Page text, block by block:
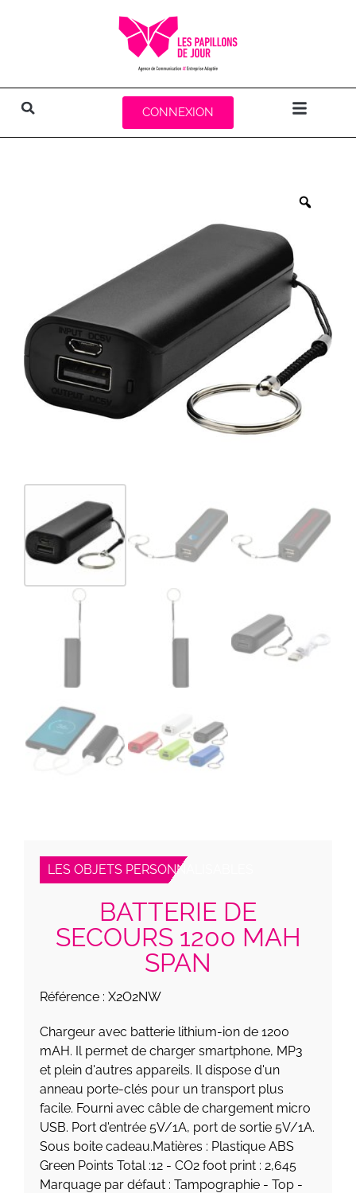
CONNEXION
LES OBJETS PERSONNALISABLES
BATTERIE DE
SECOURS 1200 MAH
SPAN
Référence : X2O2NW
Chargeur avec batterie lithium-ion de 1200
mAH. Il permet de charger smartphone, MP3
et plein d'autres appareils. Il dispose d'un
anneau porte-clés pour un transport plus
facile. Fourni avec câble de chargement micro
USB. Port d'entrée 5V/1A, port de sortie 5V/1A.
Sous boite cadeau.Matières : Plastique ABS
Green Points Total :12 - CO2 foot print : 2,645
Marquage par défaut : Tampographie - Top -